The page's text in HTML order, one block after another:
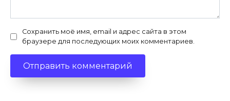
Сохранить моё имя, email и адрес сайта в этом
браузере для последующих моих комментариев.